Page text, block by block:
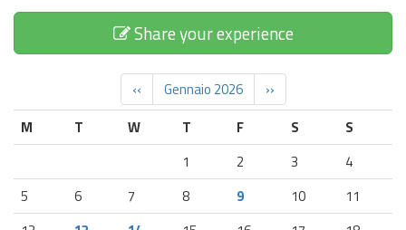
Share your experience
‹‹ Gennaio 2026
››
M
T W T F S
S
1
2 3
4
5
6 7 8 9 10
11